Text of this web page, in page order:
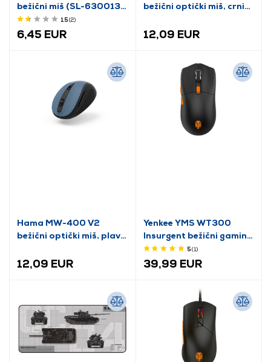
bežični miš (SL-630013-
BKRD)
1.5(2)
6,45 EUR
bežični optički miš, crni
12,09 EUR
Hama MW-400 V2
bežični optički miš, plavi
12,09 EUR
Yenkee YMS WT300
Insurgent bežični gaming
miš
5(1)
39,99 EUR